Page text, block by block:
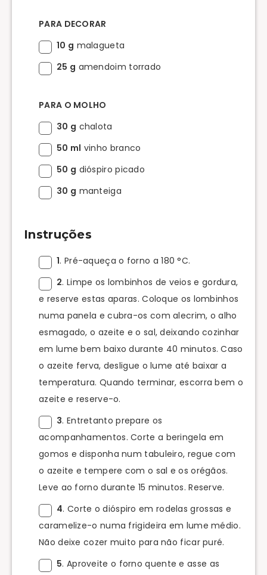
PARA DECORAR
10 g malagueta
25 g amendoim torrado
PARA O MOLHO
30 g chalota
50 ml vinho branco
50 g dióspiro picado
30 g manteiga
Instruções
1. Pré-aqueça o forno a 180 °C.
2. Limpe os lombinhos de veios e gordura,
e reserve estas aparas. Coloque os lombinhos
numa panela e cubra-os com alecrim, o alho
esmagado, o azeite e o sal, deixando cozinhar
em lume bem baixo durante 40 minutos. Caso
o azeite ferva, desligue o lume até baixar a
temperatura. Quando terminar, escorra bem o
azeite e reserve-o.
3. Entretanto prepare os
acompanhamentos. Corte a beringela em
gomos e disponha num tabuleiro, regue com
o azeite e tempere com o sal e os orégãos.
Leve ao forno durante 15 minutos. Reserve.
4. Corte o dióspiro em rodelas grossas e
caramelize-o numa frigideira em lume médio.
Não deixe cozer muito para não ficar puré.
5. Aproveite o forno quente e asse as